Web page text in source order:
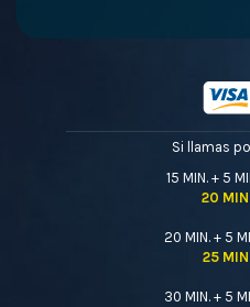
Si llamas
15 MIN. + 5
20
20 MIN. + 5
25
30 MIN. + 5